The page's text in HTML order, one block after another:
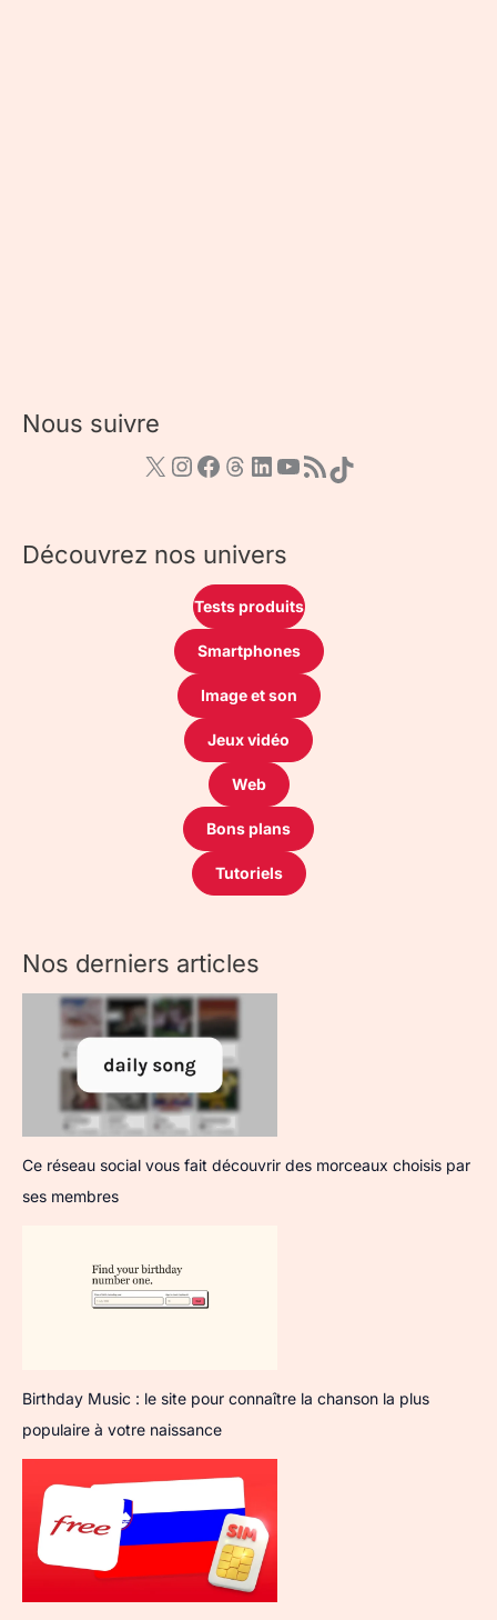
Nous suivre
Découvrez nos univers
Tests produits
Smartphones
Image et son
Jeux vidéo
Web
Bons plans
Tutoriels
Nos derniers articles
Ce réseau social vous fait découvrir des morceaux choisis par
ses membres
Birthday Music : le site pour connaître la chanson la plus
populaire à votre naissance